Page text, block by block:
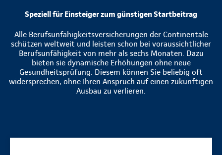
Speziell für Einsteiger zum günstigen Startbeitrag
Alle Berufsunfähigkeitsversicherungen der Continentale
schützen weltweit und leisten schon bei voraussichtlicher
Berufsunfähigkeit von mehr als sechs Monaten. Dazu
bieten sie dynamische Erhöhungen ohne neue
Gesundheitsprüfung. Diesem können Sie beliebig oft
widersprechen, ohne Ihren Anspruch auf einen zukünftigen
Ausbau zu verlieren.